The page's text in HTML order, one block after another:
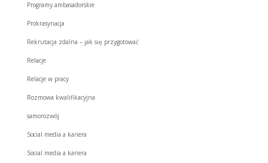
Programy ambasadorskie
Prokrasynacja
Rekrutacja zdalna – jak się przygotować
Relacje
Relacje w pracy
Rozmowa kwalifikacyjna
samorozwój
Social media a kariera
Social media a kariera